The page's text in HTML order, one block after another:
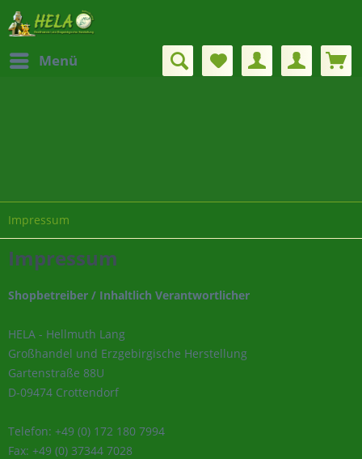
Menü
Impressum
Impressum
Shopbetreiber / Inhaltlich Verantwortlicher
HELA - Hellmuth Lang
Großhandel und Erzgebirgische Herstellung
Gartenstraße 88U
D-09474 Crottendorf
Telefon: +49 (0) 172 180 7994
Fax: +49 (0) 37344 7028